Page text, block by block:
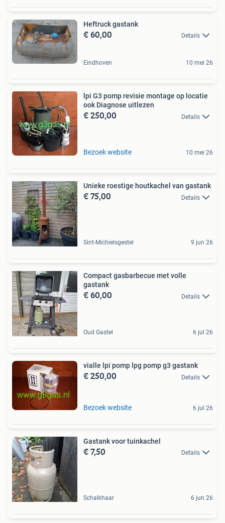
Heftruck gastank
€ 60,00 Details
Eindhoven 10 mei 26
lpi G3 pomp revisie montage op locatie
ook Diagnose uitlezen
€ 250,00 Details
Bezoek website 10 mei 26
Unieke roestige houtkachel van gastank
€ 75,00 Details
Sint-Michielsgestel 9 jun 26
Compact gasbarbecue met volle
gastank
€ 60,00 Details
Oud Gastel 6 jul 26
vialle lpi pomp lpg pomp g3 gastank
€ 250,00 Details
Bezoek website 6 jul 26
Gastank voor tuinkachel
€ 7,50 Details
Schalkhaar 6 jun 26